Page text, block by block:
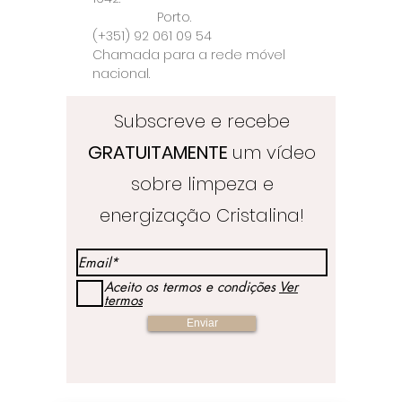
registadas para que
cheguem ao seu destino sem
risco de serem extraviadas.
Por favor confirme que
dados e morada
A Loja Crystal Healing & Crafts
Store não se responsabiliza
por encomendas danificadas
ou perdidas durante o
transporte.
Se preferir fazer um
levantamento presencial em
loja, envie-nos um email
para lojacristaloterapia@gm
Porto.
(+351) 92 061 09 54
Chamada para a rede móvel
nacional.
Subscreve e recebe
GRATUITAMENTE um vídeo
sobre limpeza e
energização Cristalina!
Aceito os termos e condições Ver
termos
Enviar